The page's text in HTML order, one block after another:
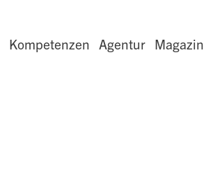
Kompetenzen Agentur Magazin